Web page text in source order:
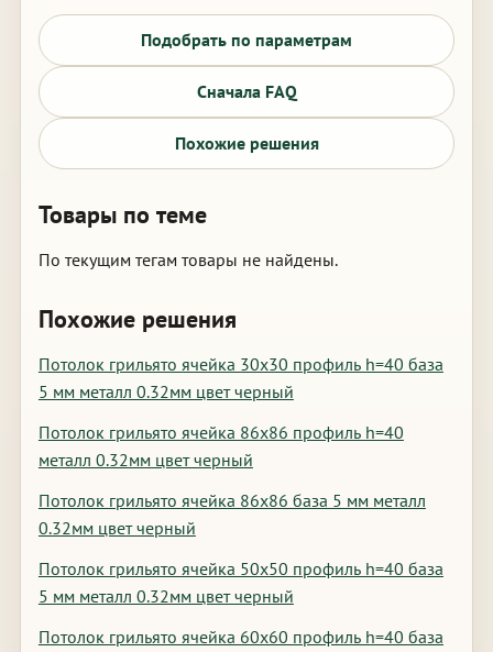
Подобрать по параметрам
Сначала FAQ
Похожие решения
Товары по теме
По текущим тегам товары не найдены.
Похожие решения
Потолок грильято ячейка 30х30 профиль h=40 база
5 мм металл 0.32мм цвет черный
Потолок грильято ячейка 86х86 профиль h=40
металл 0.32мм цвет черный
Потолок грильято ячейка 86х86 база 5 мм металл
0.32мм цвет черный
Потолок грильято ячейка 50х50 профиль h=40 база
5 мм металл 0.32мм цвет черный
Потолок грильято ячейка 60х60 профиль h=40 база